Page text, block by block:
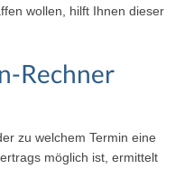
wollen, hilft Ihnen dieser
Rechner
zu welchem Termin eine
möglich ist, ermittelt